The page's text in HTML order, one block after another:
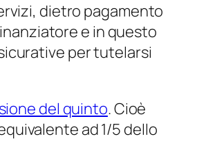
dietro pagamento
e in questo
per tutelarsi
del quinto. Cioè
ad 1/5 dello